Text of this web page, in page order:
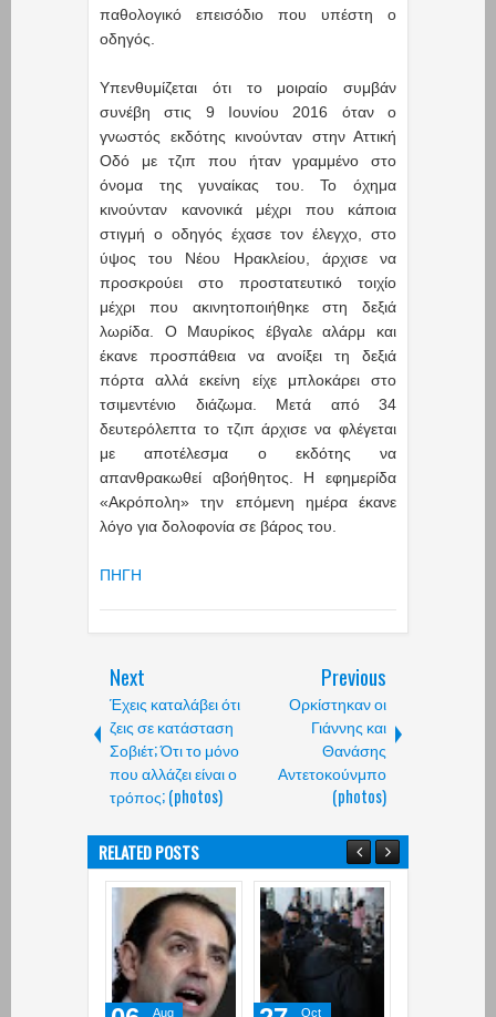
παθολογικό επεισόδιο που υπέστη ο
οδηγός.
Υπενθυμίζεται ότι το μοιραίο συμβάν
συνέβη στις 9 Ιουνίου 2016 όταν ο
γνωστός εκδότης κινούνταν στην Αττική
Οδό με τζιπ που ήταν γραμμένο στο
όνομα της γυναίκας του. Το όχημα
κινούνταν κανονικά μέχρι που κάποια
στιγμή ο οδηγός έχασε τον έλεγχο, στο
ύψος του Νέου Ηρακλείου, άρχισε να
προσκρούει στο προστατευτικό τοιχίο
μέχρι που ακινητοποιήθηκε στη δεξιά
λωρίδα. Ο Μαυρίκος έβγαλε αλάρμ και
έκανε προσπάθεια να ανοίξει τη δεξιά
πόρτα αλλά εκείνη είχε μπλοκάρει στο
τσιμεντένιο διάζωμα. Μετά από 34
δευτερόλεπτα το τζιπ άρχισε να φλέγεται
με αποτέλεσμα ο εκδότης να
απανθρακωθεί αβοήθητος. Η εφημερίδα
«Ακρόπολη» την επόμενη ημέρα έκανε
λόγο για δολοφονία σε βάρος του.
ΠΗΓΗ
Next
Έχεις καταλάβει ότι
ζεις σε κατάσταση
Σοβιέτ; Ότι το μόνο
που αλλάζει είναι ο
τρόπος; (photos)
Previous
Ορκίστηκαν οι
Γιάννης και
Θανάσης
Αντετοκούνμπο
(photos)
RELATED POSTS
Aug Oct